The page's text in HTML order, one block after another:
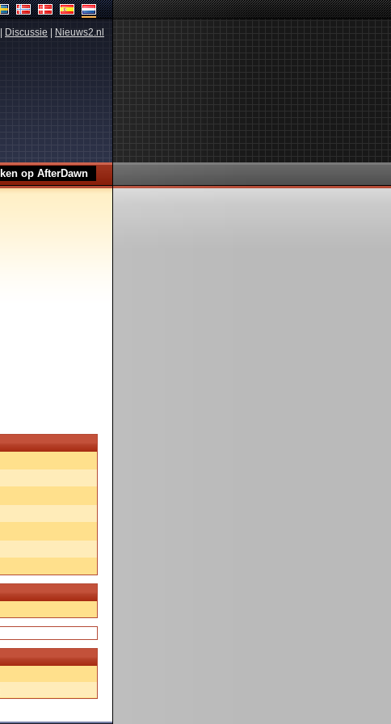
Discussie Nieuws2.nl